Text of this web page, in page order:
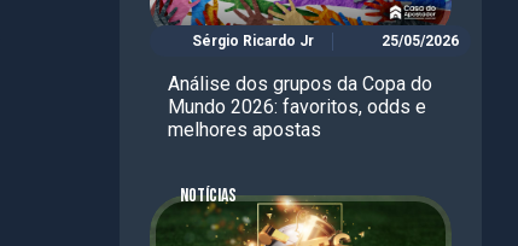
Sérgio Ricardo Jr 25/05/2026
Análise dos grupos da Copa do
Mundo 2026: favoritos, odds e
melhores apostas
NOTÍCIAS